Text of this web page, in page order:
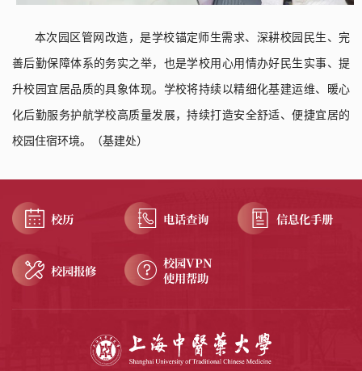
本次园区管网改造，是学校锚定师生需求、深耕校园民生、完
善后勤保障体系的务实之举，也是学校用心用情办好民生实事、提
升校园宜居品质的具象体现。学校将持续以精细化基建运维、暖心
化后勤服务护航学校高质量发展，持续打造安全舒适、便捷宜居的
校园住宿环境。 （基建处）
校历 电话查询 信息化手册
校园报修
校园VPN
使用帮助